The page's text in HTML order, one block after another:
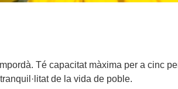
Té capacitat màxima per a cinc
de la vida de poble.